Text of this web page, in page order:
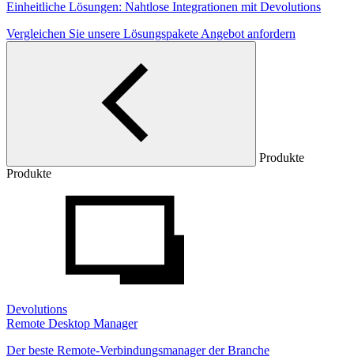
Einheitliche Lösungen: Nahtlose Integrationen mit Devolutions
Vergleichen Sie unsere Lösungspakete Angebot anfordern
Produkte
Produkte
Devolutions
Remote Desktop Manager
Der beste Remote-Verbindungsmanager der Branche